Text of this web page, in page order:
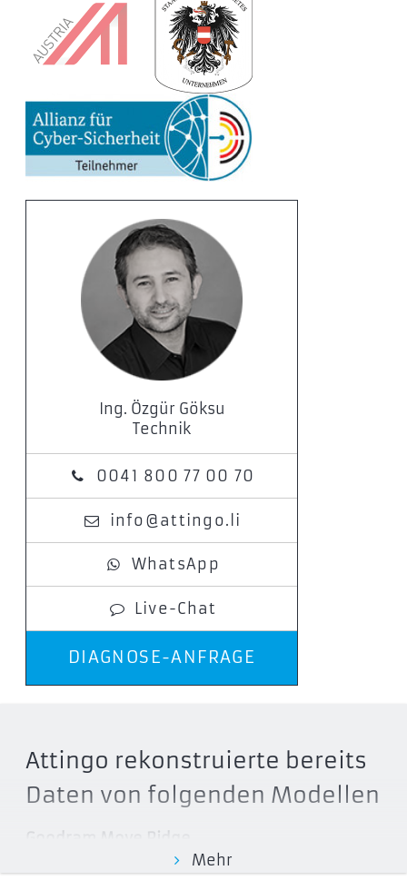
Ing. Özgür Göksu
Technik
0041 800 77 00 70
info@attingo.li
WhatsApp
Live-Chat
DIAGNOSE-ANFRAGE
Attingo rekonstruierte bereits
Daten von folgenden Modellen
Goodram Move Ridge
Mehr